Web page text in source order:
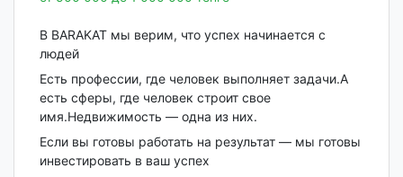
В BARAKAT мы верим, что успех начинается с
людей
Есть профессии, где человек выполняет задачи.А
есть сферы, где человек строит свое
имя.Недвижимость — одна из них.
Если вы готовы работать на результат — мы готовы
инвестировать в ваш успех